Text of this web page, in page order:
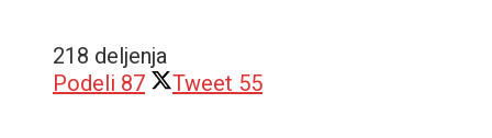
218 deljenja
Podeli 87 Tweet 55